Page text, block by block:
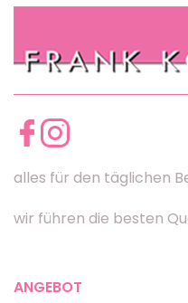
alles für den täglichen
wir führen die besten
ANGEBOT